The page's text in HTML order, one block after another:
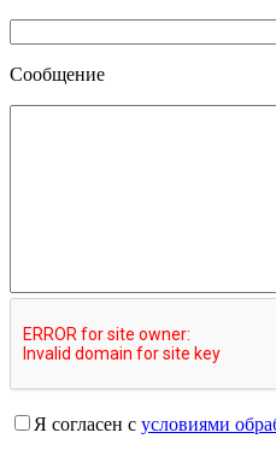
Сообщение
Я согласен с условиями